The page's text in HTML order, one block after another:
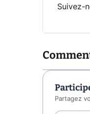
Suivez-
Partagez